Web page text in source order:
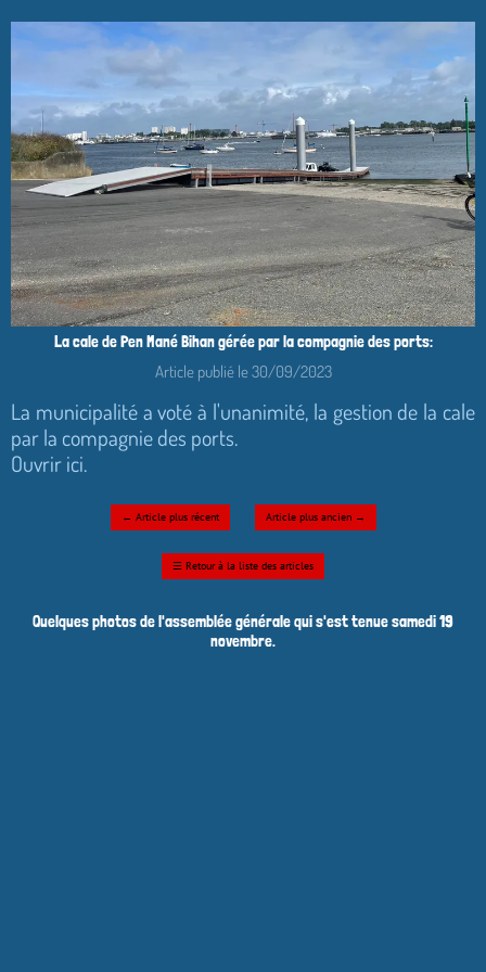
La cale de Pen Mané Bihan gérée par la compagnie des ports:
Article publié le 30/09/2023
La municipalité a voté à l'unanimité, la gestion de la cale
par la compagnie des ports.
Ouvrir ici.
← Article plus récent Article plus ancien→
☰ Retour à la liste des articles
Quelques photos de l'assemblée générale qui s'est tenue samedi 19
novembre.